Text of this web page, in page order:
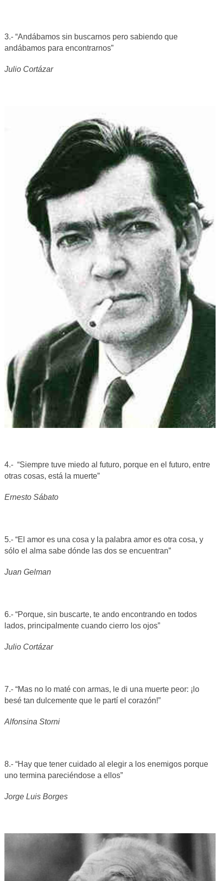
3.- “Andábamos sin buscarnos pero sabiendo que
andábamos para encontrarnos”
Julio Cortázar
4.- “Siempre tuve miedo al futuro, porque en el futuro, entre
otras cosas, está la muerte”
Ernesto Sábato
5.- “El amor es una cosa y la palabra amor es otra cosa, y
sólo el alma sabe dónde las dos se encuentran”
Juan Gelman
6.- “Porque, sin buscarte, te ando encontrando en todos
lados, principalmente cuando cierro los ojos”
Julio Cortázar
7.- “Mas no lo maté con armas, le di una muerte peor: ¡lo
besé tan dulcemente que le partí el corazón!”
Alfonsina Storni
8.- “Hay que tener cuidado al elegir a los enemigos porque
uno termina pareciéndose a ellos”
Jorge Luis Borges